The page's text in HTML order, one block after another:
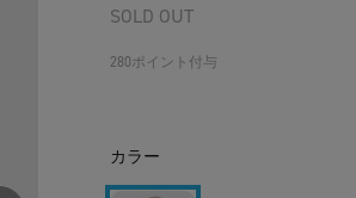
SOLD OUT
280ポイント付与
カラー